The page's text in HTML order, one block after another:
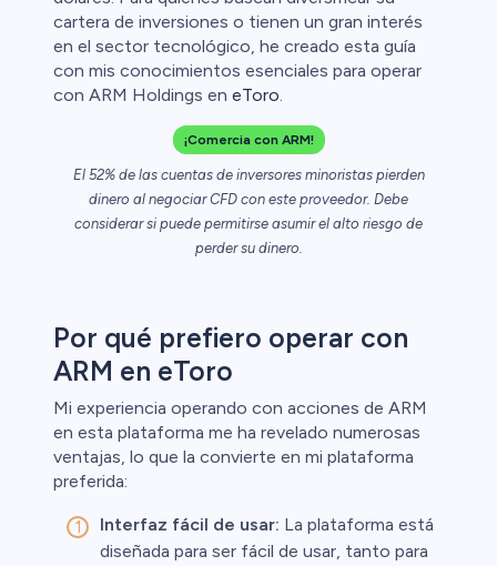
cartera de inversiones o tienen un gran interés
en el sector tecnológico, he creado esta guía
con mis conocimientos esenciales para operar
con ARM Holdings en eToro.
¡Comercia con ARM!
El 52% de las cuentas de inversores minoristas pierden
dinero al negociar CFD con este proveedor. Debe
considerar si puede permitirse asumir el alto riesgo de
perder su dinero.
Por qué prefiero operar con
ARM en eToro
Mi experiencia operando con acciones de ARM
en esta plataforma me ha revelado numerosas
ventajas, lo que la convierte en mi plataforma
preferida:
Interfaz fácil de usar: La plataforma está
diseñada para ser fácil de usar, tanto para